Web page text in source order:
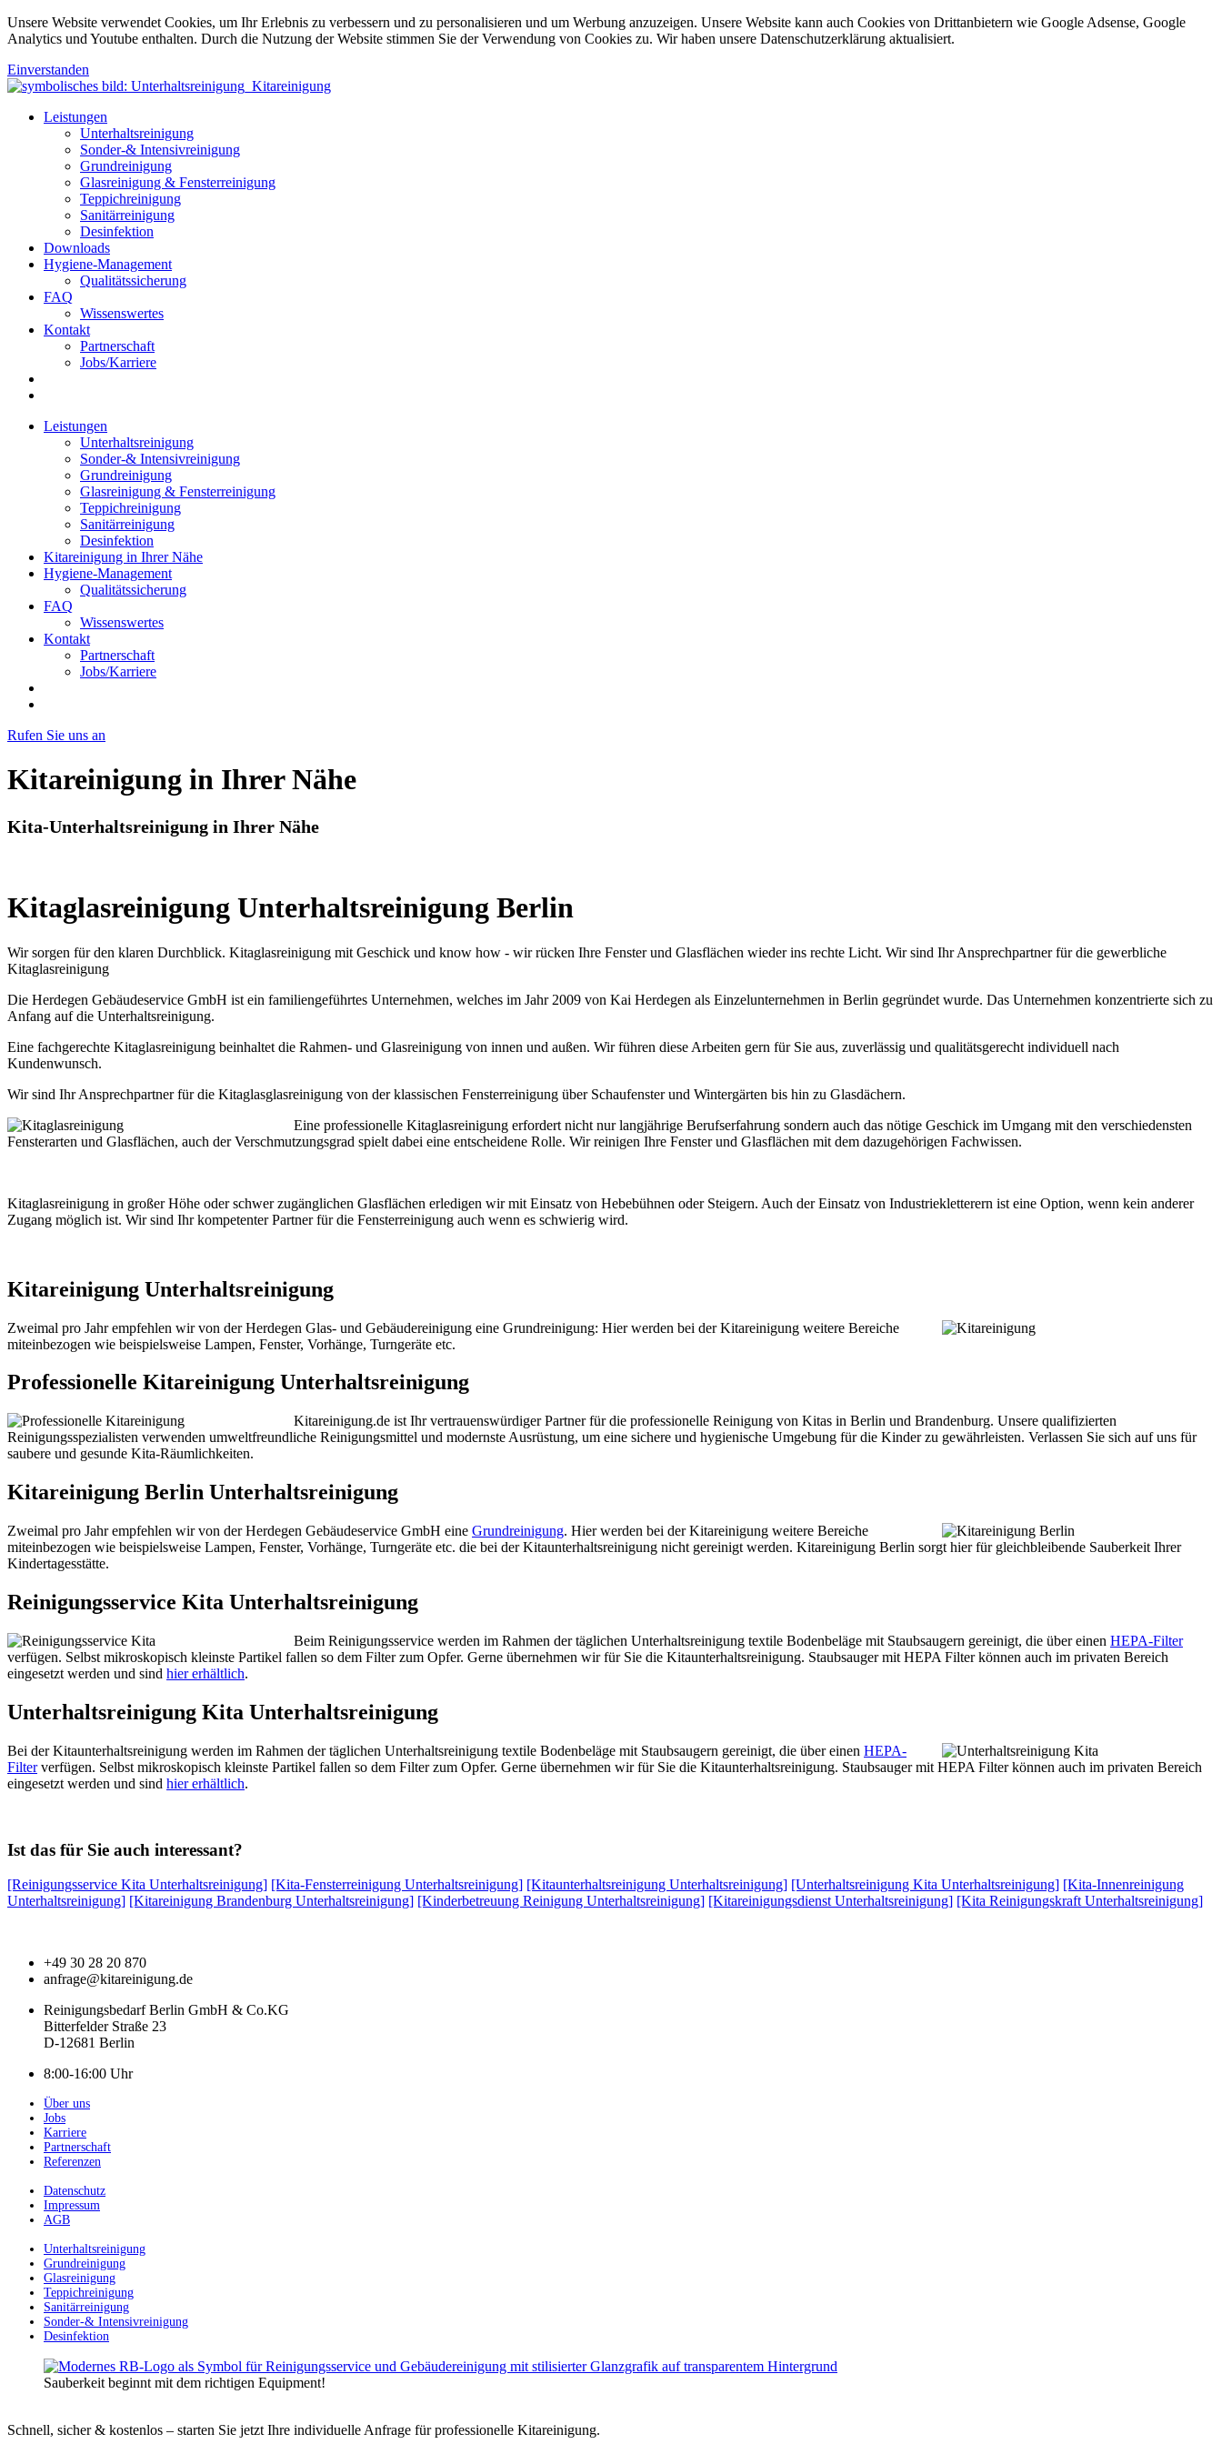
Unsere Website verwendet Cookies, um Ihr Erlebnis zu verbessern und zu personalisieren und um Werbung anzuzeigen. Unsere Website kann auch Cookies von Drittanbietern wie Google Adsense, Google
Analytics und Youtube enthalten. Durch die Nutzung der Website stimmen Sie der Verwendung von Cookies zu. Wir haben unsere Datenschutzerklärung aktualisiert.
Einverstanden
Leistungen
Unterhaltsreinigung
Sonder-& Intensivreinigung
Grundreinigung
Glasreinigung & Fensterreinigung
Teppichreinigung
Sanitärreinigung
Desinfektion
Downloads
Hygiene-Management
Qualitätssicherung
FAQ
Wissenswertes
Kontakt
Partnerschaft
Jobs/Karriere
Leistungen
Unterhaltsreinigung
Sonder-& Intensivreinigung
Grundreinigung
Glasreinigung & Fensterreinigung
Teppichreinigung
Sanitärreinigung
Desinfektion
Kitareinigung in Ihrer Nähe
Hygiene-Management
Qualitätssicherung
FAQ
Wissenswertes
Kontakt
Partnerschaft
Jobs/Karriere
Rufen Sie uns an
Kitareinigung in Ihrer Nähe
Kita-Unterhaltsreinigung in Ihrer Nähe
Kitaglasreinigung Unterhaltsreinigung Berlin
Wir sorgen für den klaren Durchblick. Kitaglasreinigung mit Geschick und know how - wir rücken Ihre Fenster und Glasflächen wieder ins rechte Licht. Wir sind Ihr Ansprechpartner für die gewerbliche
Kitaglasreinigung
Die Herdegen Gebäudeservice GmbH ist ein familiengeführtes Unternehmen, welches im Jahr 2009 von Kai Herdegen als Einzelunternehmen in Berlin gegründet wurde. Das Unternehmen konzentrierte sich zu
Anfang auf die Unterhaltsreinigung.
Eine fachgerechte Kitaglasreinigung beinhaltet die Rahmen- und Glasreinigung von innen und außen. Wir führen diese Arbeiten gern für Sie aus, zuverlässig und qualitätsgerecht individuell nach
Kundenwunsch.
Wir sind Ihr Ansprechpartner für die Kitaglasglasreinigung von der klassischen Fensterreinigung über Schaufenster und Wintergärten bis hin zu Glasdächern.
Eine professionelle Kitaglasreinigung erfordert nicht nur langjährige Berufserfahrung sondern auch das nötige Geschick im Umgang mit den verschiedensten
Fensterarten und Glasflächen, auch der Verschmutzungsgrad spielt dabei eine entscheidene Rolle. Wir reinigen Ihre Fenster und Glasflächen mit dem dazugehörigen Fachwissen.
Kitaglasreinigung in großer Höhe oder schwer zugänglichen Glasflächen erledigen wir mit Einsatz von Hebebühnen oder Steigern. Auch der Einsatz von Industriekletterern ist eine Option, wenn kein anderer
Zugang möglich ist. Wir sind Ihr kompetenter Partner für die Fensterreinigung auch wenn es schwierig wird.
Kitareinigung Unterhaltsreinigung
Zweimal pro Jahr empfehlen wir von der Herdegen Glas- und Gebäudereinigung eine Grundreinigung: Hier werden bei der Kitareinigung weitere Bereiche
miteinbezogen wie beispielsweise Lampen, Fenster, Vorhänge, Turngeräte etc.
Professionelle Kitareinigung Unterhaltsreinigung
Kitareinigung.de ist Ihr vertrauenswürdiger Partner für die professionelle Reinigung von Kitas in Berlin und Brandenburg. Unsere qualifizierten
Reinigungsspezialisten verwenden umweltfreundliche Reinigungsmittel und modernste Ausrüstung, um eine sichere und hygienische Umgebung für die Kinder zu gewährleisten. Verlassen Sie sich auf uns für
saubere und gesunde Kita-Räumlichkeiten.
Kitareinigung Berlin Unterhaltsreinigung
Zweimal pro Jahr empfehlen wir von der Herdegen Gebäudeservice GmbH eine Grundreinigung. Hier werden bei der Kitareinigung weitere Bereiche
miteinbezogen wie beispielsweise Lampen, Fenster, Vorhänge, Turngeräte etc. die bei der Kitaunterhaltsreinigung nicht gereinigt werden. Kitareinigung Berlin sorgt hier für gleichbleibende Sauberkeit Ihrer
Kindertagesstätte.
Reinigungsservice Kita Unterhaltsreinigung
Beim Reinigungsservice werden im Rahmen der täglichen Unterhaltsreinigung textile Bodenbeläge mit Staubsaugern gereinigt, die über einen HEPA-Filter
verfügen. Selbst mikroskopisch kleinste Partikel fallen so dem Filter zum Opfer. Gerne übernehmen wir für Sie die Kitaunterhaltsreinigung. Staubsauger mit HEPA Filter können auch im privaten Bereich
eingesetzt werden und sind hier erhältlich.
Unterhaltsreinigung Kita Unterhaltsreinigung
Bei der Kitaunterhaltsreinigung werden im Rahmen der täglichen Unterhaltsreinigung textile Bodenbeläge mit Staubsaugern gereinigt, die über einen HEPA-
Filterverfügen. Selbst mikroskopisch kleinste Partikel fallen so dem Filter zum Opfer. Gerne übernehmen wir für Sie die Kitaunterhaltsreinigung. Staubsauger mit HEPA Filter können auch im privaten Bereich
eingesetzt werden und sind hier erhältlich.
Ist das für Sie auch interessant?
[Reinigungsservice Kita Unterhaltsreinigung] [Kita-Fensterreinigung Unterhaltsreinigung] [Kitaunterhaltsreinigung Unterhaltsreinigung] [Unterhaltsreinigung Kita Unterhaltsreinigung] [Kita-Innenreinigung
Unterhaltsreinigung] [Kitareinigung Brandenburg Unterhaltsreinigung] [Kinderbetreuung Reinigung Unterhaltsreinigung] [Kitareinigungsdienst Unterhaltsreinigung] [Kita Reinigungskraft Unterhaltsreinigung]
+49 30 28 20 870
anfrage@kitareinigung.de
Reinigungsbedarf Berlin GmbH & Co.KG
Bitterfelder Straße 23
D-12681 Berlin
8:00-16:00 Uhr
Über uns
Jobs
Karriere
Partnerschaft
Referenzen
Datenschutz
Impressum
AGB
Unterhaltsreinigung
Grundreinigung
Glasreinigung
Teppichreinigung
Sanitärreinigung
Sonder-& Intensivreinigung
Desinfektion
Sauberkeit beginnt mit dem richtigen Equipment!
Schnell, sicher & kostenlos – starten Sie jetzt Ihre individuelle Anfrage für professionelle Kitareinigung.